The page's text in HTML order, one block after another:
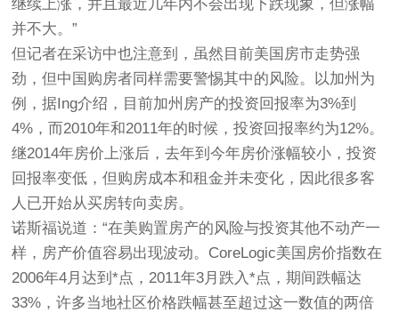
继续上涨，并且最近几年内不会出现下跌现象，但涨幅
并不大。”
但记者在采访中也注意到，虽然目前美国房市走势强
劲，但中国购房者同样需要警惕其中的风险。以加州为
例，据Ing介绍，目前加州房产的投资回报率为3%到
4%，而2010年和2011年的时候，投资回报率约为12%。
继2014年房价上涨后，去年到今年房价涨幅较小，投资
回报率变低，但购房成本和租金并未变化，因此很多客
人已开始从买房转向卖房。
诺斯福说道：“在美购置房产的风险与投资其他不动产一
样，房产价值容易出现波动。CoreLogic美国房价指数在
2006年4月达到*点，2011年3月跌入*点，期间跌幅达
33%，许多当地社区价格跌幅甚至超过这一数值的两倍